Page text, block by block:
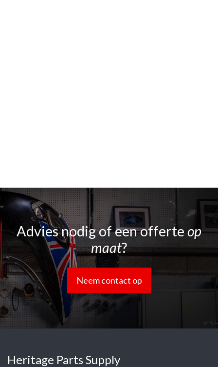
Advies nodig of een offerteop
maat?
Neem contact op
Heritage Parts Supply